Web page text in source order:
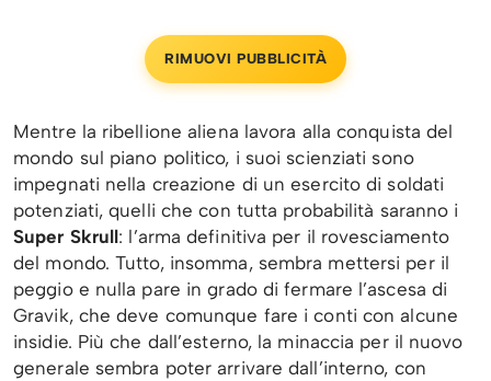
RIMUOVI PUBBLICITÀ
Mentre la ribellione aliena lavora alla conquista del
mondo sul piano politico, i suoi scienziati sono
impegnati nella creazione di un esercito di soldati
potenziati, quelli che con tutta probabilità saranno i
Super Skrull: l’arma definitiva per il rovesciamento
del mondo. Tutto, insomma, sembra mettersi per il
peggio e nulla pare in grado di fermare l’ascesa di
Gravik, che deve comunque fare i conti con alcune
insidie. Più che dall’esterno, la minaccia per il nuovo
generale sembra poter arrivare dall’interno, con